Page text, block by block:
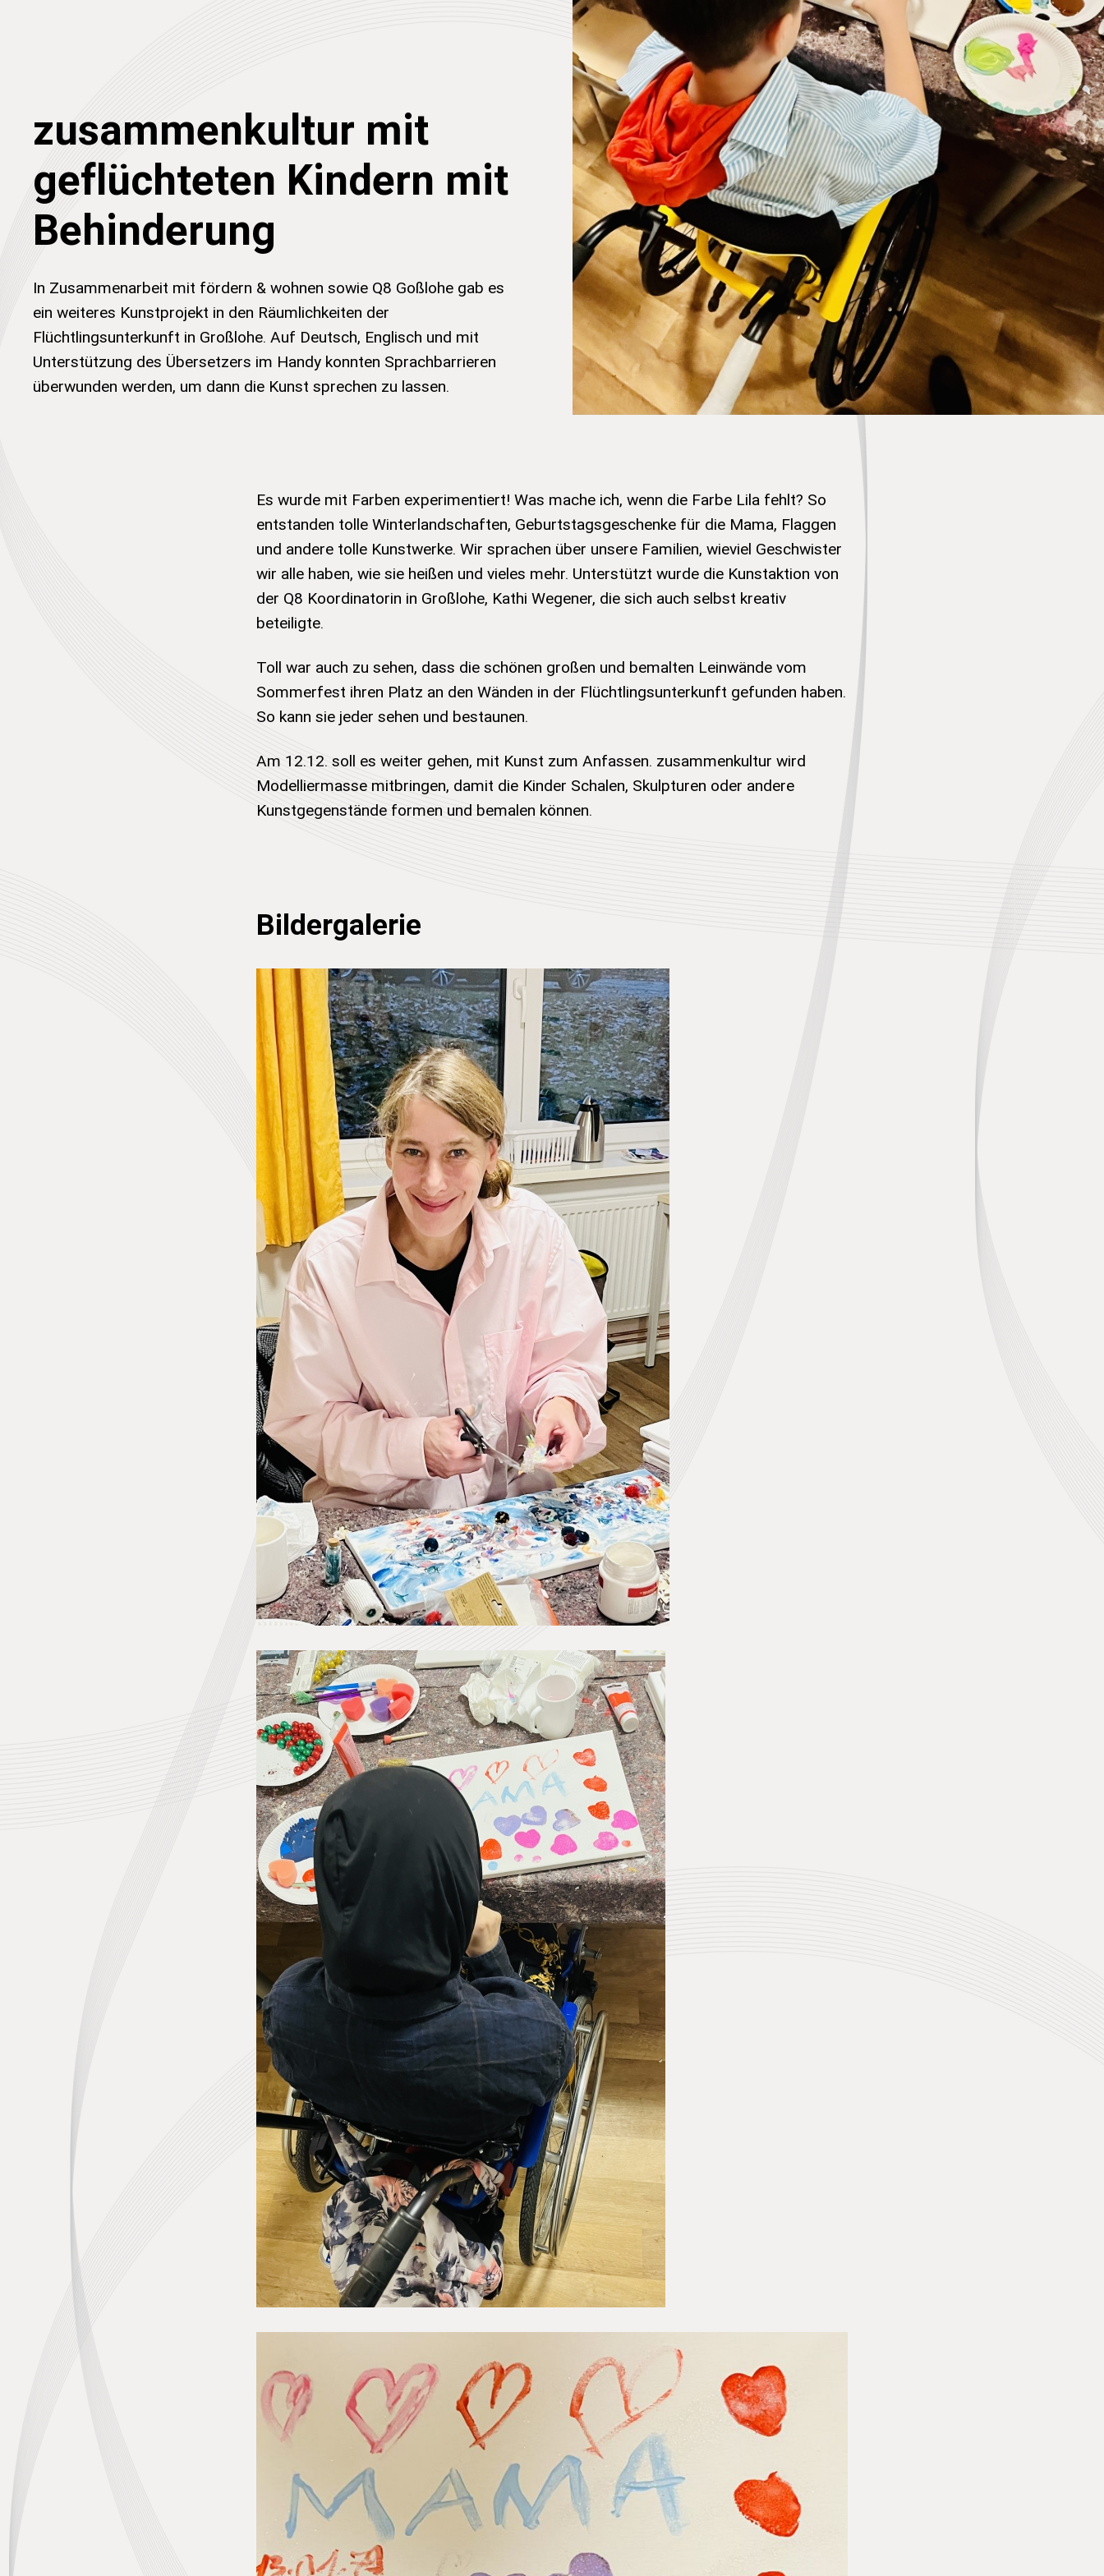
zusammenkultur mit
geflüchteten Kindern mit
Behinderung
In Zusammenarbeit mit fördern & wohnen sowie Q8 Goßlohe gab es
ein weiteres Kunstprojekt in den Räumlichkeiten der
Flüchtlingsunterkunft in Großlohe. Auf Deutsch, Englisch und mit
Unterstützung des Übersetzers im Handy konnten Sprachbarrieren
überwunden werden, um dann die Kunst sprechen zu lassen.
Es wurde mit Farben experimentiert! Was mache ich, wenn die Farbe Lila fehlt? So
entstanden tolle Winterlandschaften, Geburtstagsgeschenke für die Mama, Flaggen
und andere tolle Kunstwerke. Wir sprachen über unsere Familien, wieviel Geschwister
wir alle haben, wie sie heißen und vieles mehr. Unterstützt wurde die Kunstaktion von
der Q8 Koordinatorin in Großlohe, Kathi Wegener, die sich auch selbst kreativ
beteiligte.
Toll war auch zu sehen, dass die schönen großen und bemalten Leinwände vom
Sommerfest ihren Platz an den Wänden in der Flüchtlingsunterkunft gefunden haben.
So kann sie jeder sehen und bestaunen.
Am 12.12. soll es weiter gehen, mit Kunst zum Anfassen. zusammenkultur wird
Modelliermasse mitbringen, damit die Kinder Schalen, Skulpturen oder andere
Kunstgegenstände formen und bemalen können.
Bildergalerie